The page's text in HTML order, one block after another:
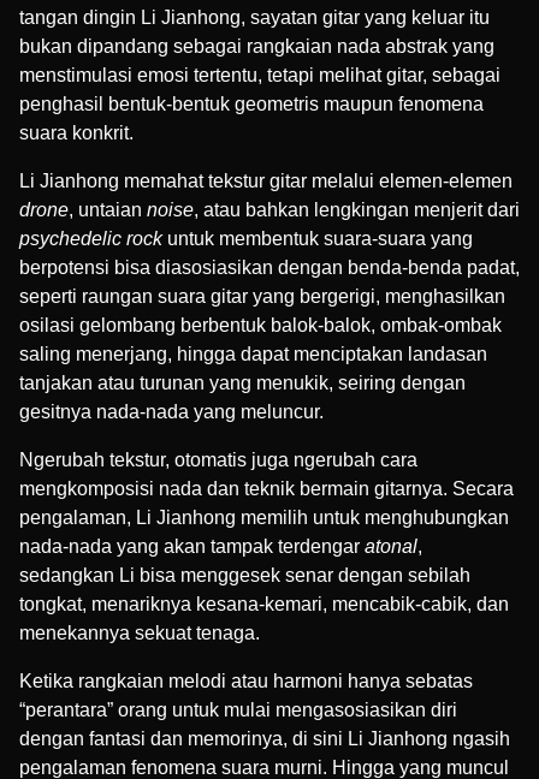
tangan dingin Li Jianhong, sayatan gitar yang keluar itu
bukan dipandang sebagai rangkaian nada abstrak yang
menstimulasi emosi tertentu, tetapi melihat gitar, sebagai
penghasil bentuk-bentuk geometris maupun fenomena
suara konkrit.
Li Jianhong memahat tekstur gitar melalui elemen-elemen
drone, untaian noise, atau bahkan lengkingan menjerit dari
psychedelic rock untuk membentuk suara-suara yang
berpotensi bisa diasosiasikan dengan benda-benda padat,
seperti raungan suara gitar yang bergerigi, menghasilkan
osilasi gelombang berbentuk balok-balok, ombak-ombak
saling menerjang, hingga dapat menciptakan landasan
tanjakan atau turunan yang menukik, seiring dengan
gesitnya nada-nada yang meluncur.
Ngerubah tekstur, otomatis juga ngerubah cara
mengkomposisi nada dan teknik bermain gitarnya. Secara
pengalaman, Li Jianhong memilih untuk menghubungkan
nada-nada yang akan tampak terdengar atonal,
sedangkan Li bisa menggesek senar dengan sebilah
tongkat, menariknya kesana-kemari, mencabik-cabik, dan
menekannya sekuat tenaga.
Ketika rangkaian melodi atau harmoni hanya sebatas
“perantara” orang untuk mulai mengasosiasikan diri
dengan fantasi dan memorinya, di sini Li Jianhong ngasih
pengalaman fenomena suara murni. Hingga yang muncul